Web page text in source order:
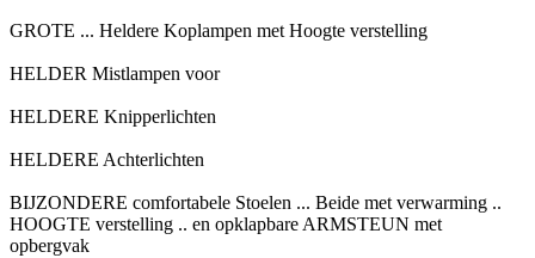
GROTE ... Heldere Koplampen met Hoogte verstelling
HELDER Mistlampen voor
HELDERE Knipperlichten
HELDERE Achterlichten
BIJZONDERE comfortabele Stoelen ... Beide met verwarming ..
HOOGTE verstelling .. en opklapbare ARMSTEUN met
opbergvak